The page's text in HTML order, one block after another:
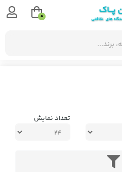
تعداد نمایش
0